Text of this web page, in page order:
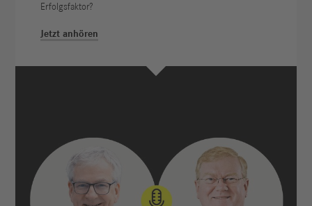
Erfolgsfaktor?
Jetzt anhören